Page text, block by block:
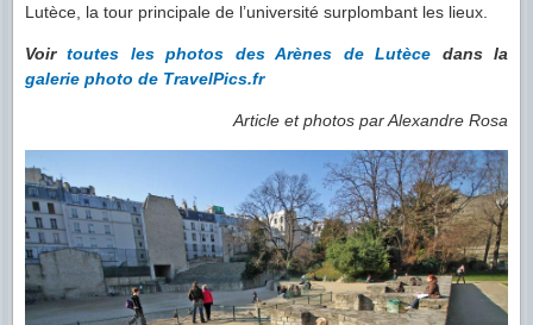
Lutèce, la tour principale de l’université surplombant les lieux.
Voirtoutes les photos des Arènes de Lutèce dans la
galerie photo de TravelPics.fr
Article et photos par Alexandre Rosa